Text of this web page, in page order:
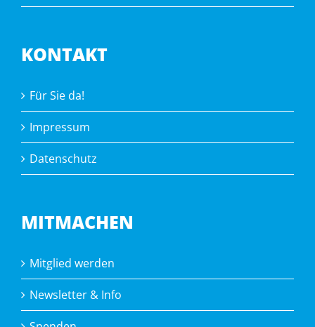
KONTAKT
Für Sie da!
Impressum
Datenschutz
MITMACHEN
Mitglied werden
Newsletter & Info